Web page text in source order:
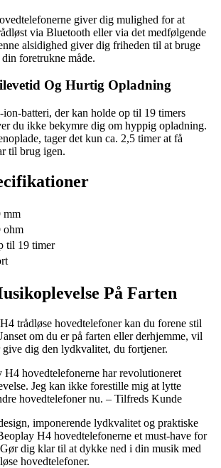
giver dig mulighed for at
via Bluetooth eller via det medfølgende
alsidighed giver dig friheden til at bruge
foretrukne måde.
Og Hurtig Opladning
batteri, der kan holde op til 19 timers
du ikke bekymre dig om hyppig opladning.
tager det kun ca. 2,5 timer at få
til brug igen.
mm
ohm
til 19 timer
På Farten
trådløse hovedtelefoner kan du forene stil
om du er på farten eller derhjemme, vil
give dig den lydkvalitet, du fortjener.
hovedtelefonerne har revolutioneret
Jeg kan ikke forestille mig at lytte
hovedtelefoner nu. – Tilfreds Kunde
imponerende lydkvalitet og praktiske
H4 hovedtelefonerne et must-have for
dig klar til at dykke ned i din musik med
hovedtelefoner.